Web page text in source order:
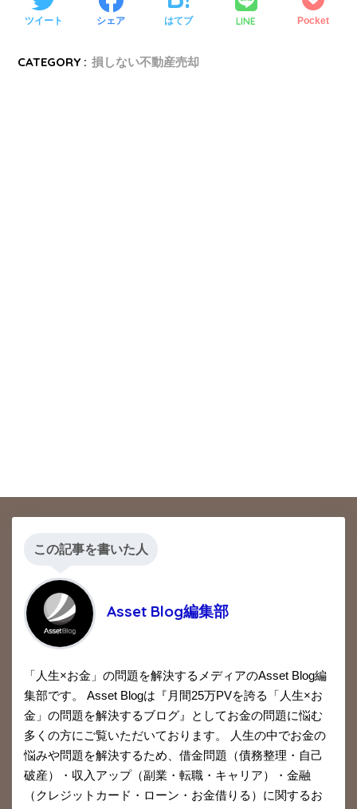
ツイート シェア はてブ LINE Pocket
CATEGORY : 損しない不動産売却
この記事を書いた人
Asset Blog編集部
「人生×お金」の問題を解決するメディアのAsset Blog編
集部です。 Asset Blogは『月間25万PVを誇る「人生×お
金」の問題を解決するブログ』としてお金の問題に悩む
多くの方にご覧いただいております。 人生の中でお金の
悩みや問題を解決するため、借金問題（債務整理・自己
破産）・収入アップ（副業・転職・キャリア）・金融
（クレジットカード・ローン・お金借りる）に関するお